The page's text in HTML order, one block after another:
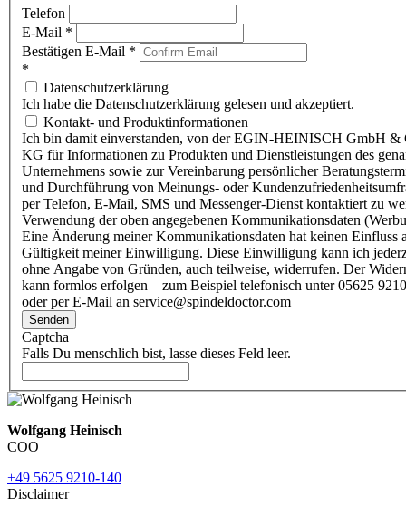
Telefon
E-Mail *
Bestätigen E-Mail *
*
Datenschutzerklärung
Ich habe die Datenschutzerklärung gelesen und akzeptiert.
Kontakt- und Produktinformationen
Ich bin damit einverstanden, von der EGIN-HEINISCH GmbH &
KG für Informationen zu Produkten und Dienstleistungen des
Unternehmens sowie zur Vereinbarung persönlicher
und Durchführung von Meinungs- oder
per Telefon, E-Mail, SMS und Messenger-Dienst kontaktiert zu
Verwendung der oben angegebenen Kommunikationsdaten
Eine Änderung meiner Kommunikationsdaten hat keinen Einfluss
Gültigkeit meiner Einwilligung. Diese Einwilligung kann ich
ohne Angabe von Gründen, auch teilweise, widerrufen. Der
kann formlos erfolgen – zum Beispiel telefonisch unter 05625
oder per E-Mail an service@spindeldoctor.com
Senden
Captcha
Falls Du menschlich bist, lasse dieses Feld leer.
Wolfgang Heinisch
COO
+49 5625 9210-140
Disclaimer